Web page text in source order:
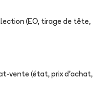
(EO, tirage de tête,
vente (état, prix d'achat,